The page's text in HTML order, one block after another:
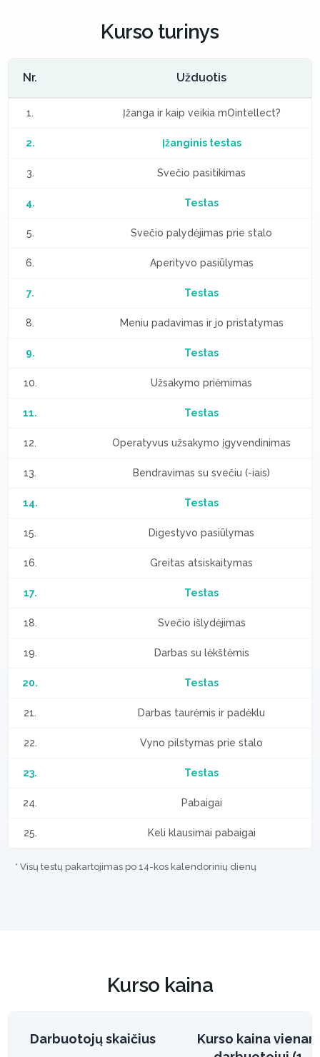
Kurso turinys
Nr. Užduotis
1. Įžanga ir kaip veikia mOintellect?
2. Įžanginis testas
3. Svečio pasitikimas
4. Testas
5. Svečio palydėjimas prie stalo
6. Aperityvo pasiūlymas
7. Testas
8. Meniu padavimas ir jo pristatymas
9. Testas
10. Užsakymo priėmimas
11. Testas
12. Operatyvus užsakymo įgyvendinimas
13. Bendravimas su svečiu (-iais)
14. Testas
15. Digestyvo pasiūlymas
16. Greitas atsiskaitymas
17. Testas
18. Svečio išlydėjimas
19. Darbas su lėkštėmis
20. Testas
21. Darbas taurėmis ir padėklu
22. Vyno pilstymas prie stalo
23. Testas
24. Pabaigai
25. Keli klausimai pabaigai
* Visų testų pakartojimas po 14-kos kalendorinių dienų
Kurso kaina
Darbuotojų skaičius
Kurso kaina vienam